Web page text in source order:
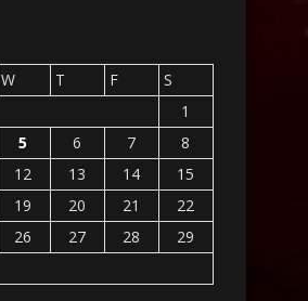
W T F
S
1
5 6 7
8
12 13 14
15
19 20 21
22
26 27 28
29